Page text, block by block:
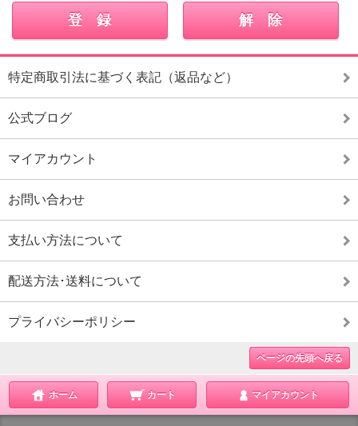
特定商取引法に基づく表記（返品など）
公式ブログ
マイアカウント
お問い合わせ
支払い方法について
配送方法･送料について
プライバシーポリシー
ページの先頭へ戻る
ホーム カート マイアカウント